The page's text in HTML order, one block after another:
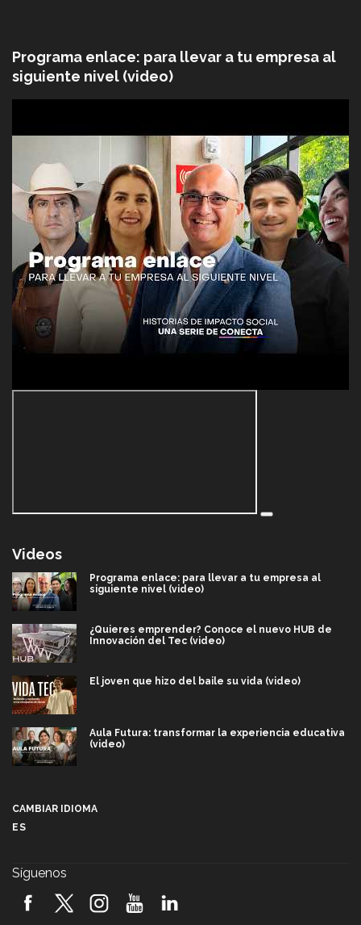
Programa enlace: para llevar a tu empresa al
siguiente nivel (video)
Videos
Programa enlace: para llevar a tu empresa al
siguiente nivel (video)
¿Quieres emprender? Conoce el nuevo HUB de
Innovación del Tec (video)
El joven que hizo del baile su vida (video)
Aula Futura: transformar la experiencia educativa
(video)
2026! (video)
CAMBIAR IDIOMA
ES
Síguenos